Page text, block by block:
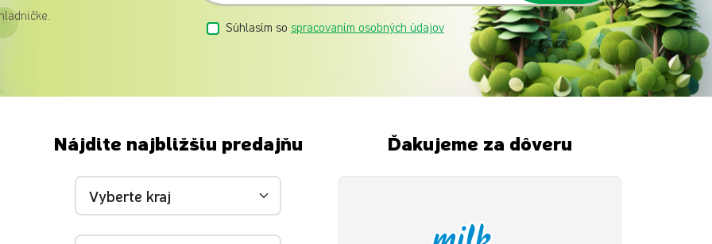
Súhlasím so spracovaním osobných údajov
Nájdite najbližšiu predajňu Ďakujeme za dôveru